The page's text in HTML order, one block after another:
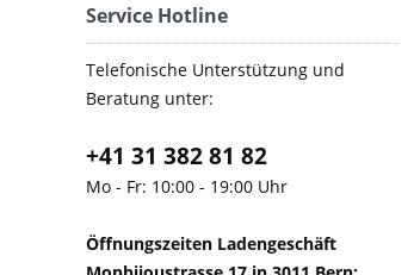
Service Hotline
Telefonische Unterstützung und
Beratung unter:
+41 31 382 81 82
Mo - Fr: 10:00 - 19:00 Uhr
Öffnungszeiten Ladengeschäft